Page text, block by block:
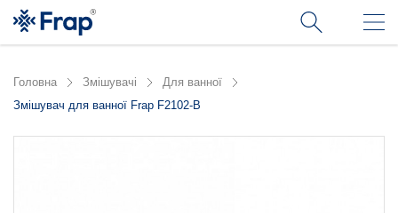
Головна Змішувачі
Для ванної
Змішувач для ванної Frap F2102-B